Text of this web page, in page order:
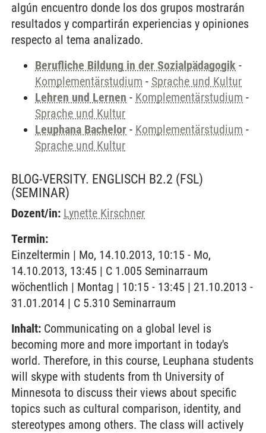
algún encuentro donde los dos grupos mostrarán
resultados y compartirán experiencias y opiniones
respecto al tema analizado.
Berufliche Bildung in der Sozialpädagogik -
Komplementärstudium - Sprache und Kultur
Lehren und Lernen - Komplementärstudium -
Sprache und Kultur
Leuphana Bachelor - Komplementärstudium -
Sprache und Kultur
BLOG-VERSITY. ENGLISCH B2.2 (FSL)
(SEMINAR)
Dozent/in: Lynette Kirschner
Termin:
Einzeltermin | Mo, 14.10.2013, 10:15 - Mo,
14.10.2013, 13:45 | C 1.005 Seminarraum
wöchentlich | Montag | 10:15 - 13:45 | 21.10.2013 -
31.01.2014 | C 5.310 Seminarraum
Inhalt: Communicating on a global level is
becoming more and more important in today's
world. Therefore, in this course, Leuphana students
will skype with students from th University of
Minnesota to discuss their views about specific
topics such as cultural comparison, identity, and
stereotypes among others. The class will actively